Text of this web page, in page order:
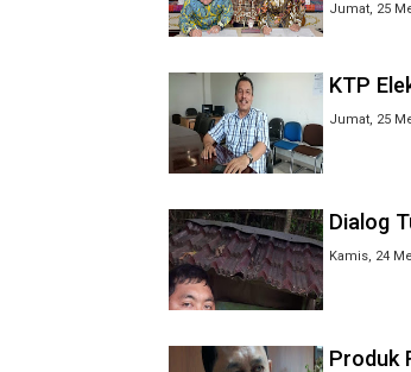
Jumat, 25
KTP
Jumat, 25
Dialog
Kamis, 24
Produk